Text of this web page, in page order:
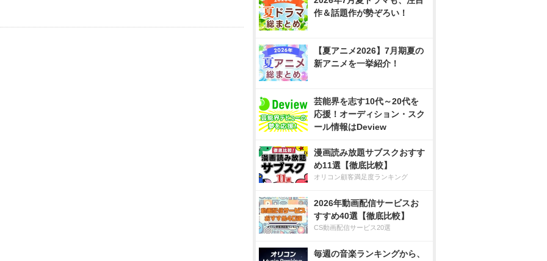
作＆話題作が勢ぞろい！
【夏アニメ2026】7月期夏の
新アニメを一挙紹介！
芸能界を志す10代～20代を
応援！オーディション・スク
ール情報はDeview
漫画読み放題サブスクおすす
め11選【徹底比較】
オリコン顧客満足度ランキング
2026年動画配信サービスお
すすめ40選【徹底比較】
CS動画配信サービス20選
毎週の音楽ランキングから、